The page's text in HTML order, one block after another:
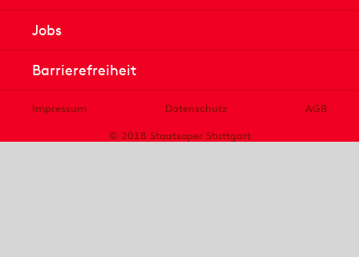
Jobs
Barrierefreiheit
Impressum Datenschutz
AGB
© 2018 Staatsoper Stuttgart